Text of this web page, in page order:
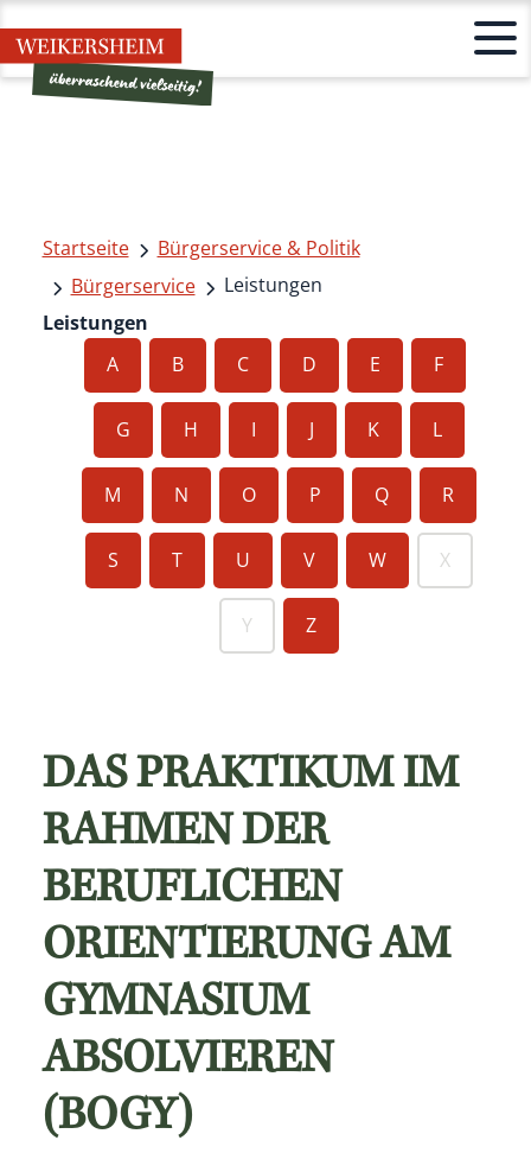
Startseite
Bürgerservice & Politik
Bürgerservice
Leistungen
Leistungen
A
B C D E F
G H I J K L
M N O P Q R
S T U V W X
Y Z
DAS PRAKTIKUM IM
RAHMEN DER
BERUFLICHEN
ORIENTIERUNG AM
GYMNASIUM
ABSOLVIEREN
(BOGY)